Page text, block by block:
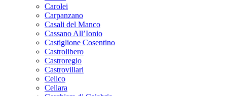
Carolei
Carpanzano
Casali del Manco
Cassano All’Ionio
Castiglione Cosentino
Castrolibero
Castroregio
Castrovillari
Celico
Cellara